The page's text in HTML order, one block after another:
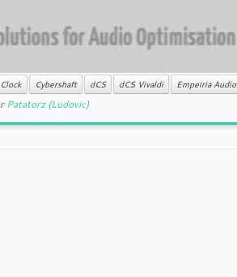
Clock Cybershaft dCS dCS Vivaldi Empeiria Audio
Patatorz (Ludovic)